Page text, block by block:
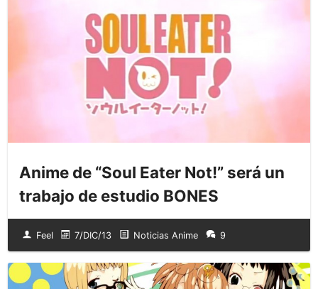
Anime de “Soul Eater Not!” será un
trabajo de estudio BONES
Feel 7/DIC/13 Noticias Anime 9